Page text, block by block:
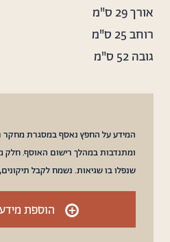
אורך29 ס"מ
רוחב25 ס"מ
גובה52 ס"מ
המידע על החפץ נאסף במסגרת מחקר
ומתנדבות במהלך רישום האוסף. חלק
שנפלו בו שגיאות. נשמח לקבל
+ הוספת